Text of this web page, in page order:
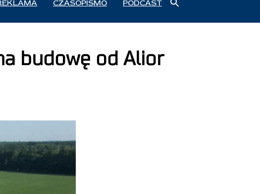
CZASOPISMO PODCAST
budowę od Alior